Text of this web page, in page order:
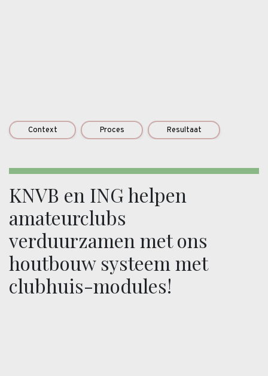
Context Proces Resultaat
KNVB en ING helpen
amateurclubs
verduurzamen met ons
houtbouw systeem met
clubhuis-modules!